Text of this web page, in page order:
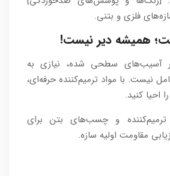
فلزی و بتنی.
آسیب‌های سطحی شده، نیازی به
نیست. با مواد ترمیم‌کننده حرفه‌ای،
احیا کنید.
و چسب‌های بتن برای
مقاومت اولیه سازه.